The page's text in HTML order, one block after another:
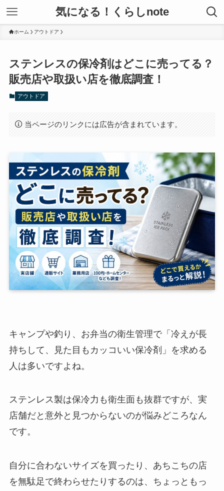
気になる！くらしnote
ホーム アウトドア
ステンレスの保冷剤はどこに売ってる？
販売店や取扱い店を徹底調査！
アウトドア
当ページのリンクには広告が含まれています。
キャンプや釣り、お弁当の衛生管理で「冷えが長
持ちして、見た目もカッコいい保冷剤」を求める
人は多いですよね。
ステンレス製は保冷力も衛生面も抜群ですが、実
店舗だと意外と見つからないのが悩みどころなん
です。
自分に合わないサイズを買ったり、あちこちの店
を無駄足で終わらせたりするのは、ちょっともっ